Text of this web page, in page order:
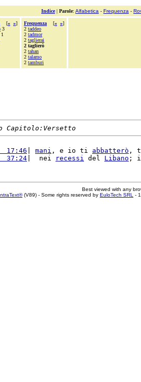
Indice| Parole: Alfabetica - Frequenza -
[« »]
3
1
Frequenza [« »]
2 taddeo
2 tadmor
2 taglierai
2 taglierò
2 tahan
2 talamo
2 tamburi
Capitolo:Versetto
17:46 mani , e io ti abbatterò ,
37:24 |  nei recessi del Libano ;
Best viewed with any
(V89) - Some rights reserved by EuloTech SRL -